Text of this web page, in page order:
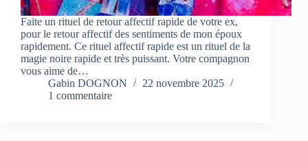
Faite un rituel de retour affectif rapide de votre ex,
pour le retour affectif des sentiments de mon époux
rapidement. Ce rituel affectif rapide est un rituel de la
magie noire rapide et très puissant. Votre compagnon
vous aime de…
Gabin DOGNON
22 novembre 2025
1 commentaire